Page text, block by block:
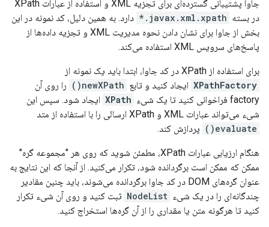
جاوا پشتیبانی گسترده‌ای برای تجزیه XML و استفاده از عبارات XPath
در بسته javax.xml.xpath.*
دارد. به همین دلیل، کد نمونه در این
بخش از جاوا برای نشان دادن نحوه مدیریت XML و تجزیه داده‌ها از
پاسخ‌های سرویس XML استفاده می‌کند.
برای استفاده از XPath در کد جاوا، ابتدا باید یک نمونه از
XPathFactory ایجاد کنید و تابع newXPath()
را روی آن
factory فراخوانی کنید تا یک شیء
XPath ایجاد شود. سپس این
شیء می‌تواند عبارات XML و XPath ارسالی را با استفاده از متد
evaluate()
پردازش کند.
هنگام ارزیابی عبارات XPath، مطمئن شوید که روی هر "مجموعه گره"
ممکن که ممکن است برگردانده شود، تکرار می‌کنید. از آنجا که این نتایج به
عنوان گره‌های DOM در کد جاوا برگردانده می‌شوند، باید چنین مقادیر
چندگانه‌ای را در یک شیء NodeList ثبت کنید و روی آن شیء تکرار
کنید تا هرگونه متن یا مقداری را از آن گره‌ها استخراج کنید.